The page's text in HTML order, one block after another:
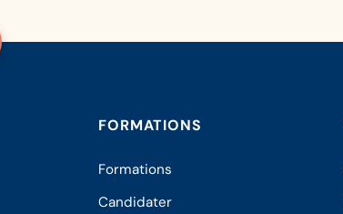
FORMATIONS
Formations
Candidater